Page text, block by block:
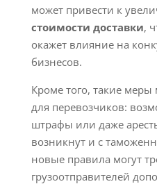
может привести к
стоимости доставки,
окажет влияние на
бизнесов.
Кроме того, такие меры
для перевозчиков:
штрафы или даже
возникнут и с
новые правила могут
грузоотправителей